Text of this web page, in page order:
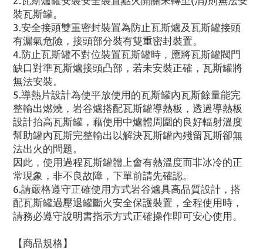
裝瓦斯罐。
3.安全接頭雙重密封裝置為防止瓦斯爐及瓦斯罐接頭
有漏氣危險，接頭部分裝有雙重密封裝置。
4.防止瓦斯罐不對位裝置瓦斯罐時，應將瓦斯罐閥門
缺口對準瓦斯爐接頭凸部，若未安裝正確，瓦斯罐將
無法安裝。
5.導熱片設計為使平放使用的瓦斯罐內瓦斯餘量能完
整輸出燃燒，岩谷爐搭配瓦斯罐導熱板，透過導熱板
設計抬高瓦斯罐，藉使用中爐體周圍的良好輻射溫度
幫助罐內瓦斯完整輸出以解決瓦斯罐內殘留瓦斯卻無
法出火的問題。
因此，使用過程瓦斯罐體上會有熱溫度而非冰冷的正
常現象，非不良故障，下單前請先確認。
6.請嚴格遵守正確使用方式岩谷爐具高品質設計，搭
配瓦斯罐過壓退罐斷火安全保護裝置，全程使用時，
請務必遵守說明書指示方式正確操作即可安心使用。
【商品規格】